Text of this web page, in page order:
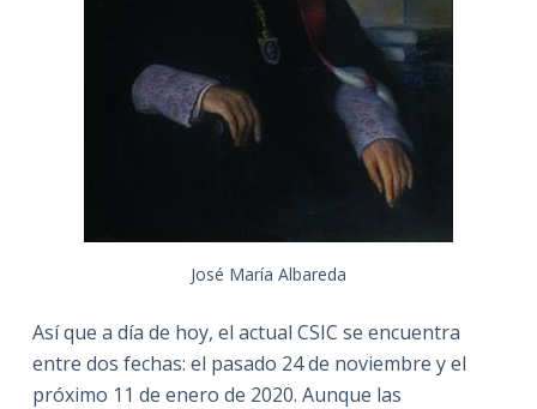
José María Albareda
Así que a día de hoy, el actual CSIC se encuentra
entre dos fechas: el pasado 24 de noviembre y el
próximo 11 de enero de 2020. Aunque las